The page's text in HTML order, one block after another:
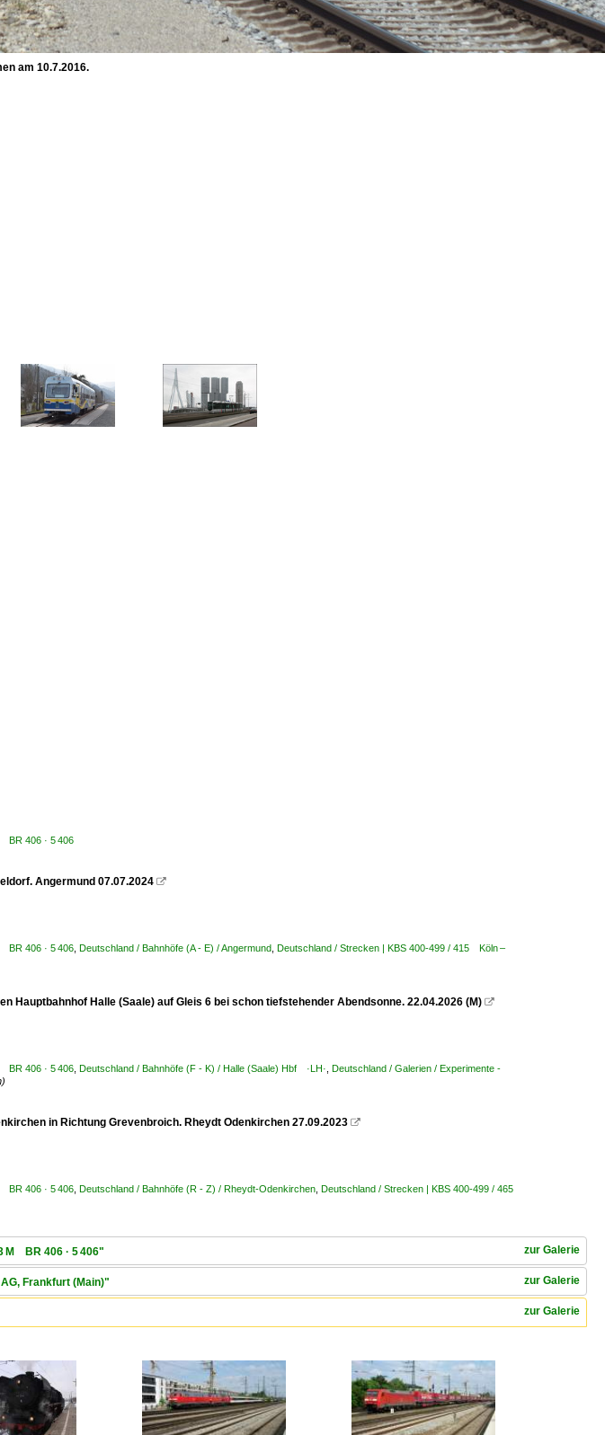
am 10.7.2016.
BR 406 · 5 406
Angermund 07.07.2024 
BR 406 · 5 406 Deutschland / Bahnhöfe (A - E) / Angermund Deutschland / Strecken | KBS 400-499 / 415 Köln –
Hauptbahnhof Halle (Saale) auf Gleis 6 bei schon tiefstehender Abendsonne. 22.04.2026 (M) 
BR 406 · 5 406 Deutschland / Bahnhöfe (F - K) / Halle (Saale) Hbf ·LH· Deutschland / Galerien / Experimente -
in Richtung Grevenbroich. Rheydt Odenkirchen 27.09.2023 
BR 406 · 5 406 Deutschland / Bahnhöfe (R - Z) / Rheydt-Odenkirchen Deutschland / Strecken | KBS 400-499 / 465
zur Galerie
M BR 406 · 5 406"
zur Galerie
Frankfurt (Main)"
zur Galerie